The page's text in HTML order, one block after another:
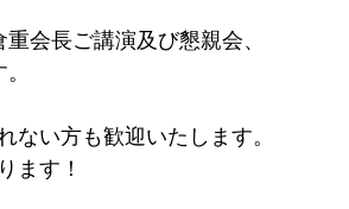
会長ご講演及び懇親会、
ない方も歓迎いたします。
ます！